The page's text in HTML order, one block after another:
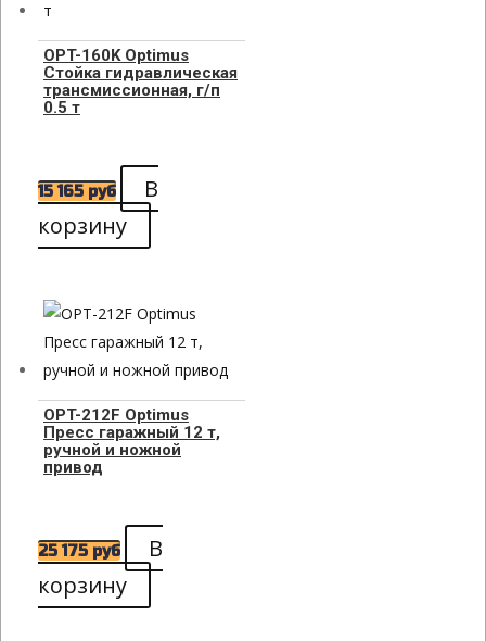
OPT-160K Optimus
Стойка гидравлическая
трансмиссионная, г/п
0.5 т
15 165 руб
В
корзину
OPT-212F Optimus
Пресс гаражный 12 т,
ручной и ножной
привод
25 175 руб
В
корзину